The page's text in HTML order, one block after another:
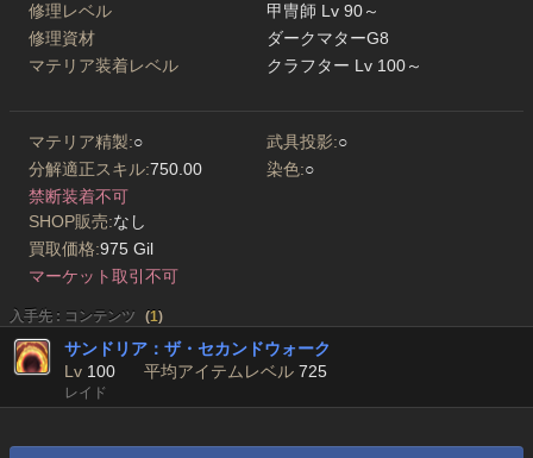
修理レベル
甲冑師 Lv 90～
修理資材
ダークマターG8
マテリア装着レベル
クラフター Lv 100～
マテリア精製:○ 武具投影:○
分解適正スキル:750.00 染色:○
禁断装着不可
SHOP販売:なし
買取価格:975 Gil
マーケット取引不可
入手先 : コンテンツ (1)
サンドリア：ザ・セカンドウォーク
Lv 100 平均アイテムレベル 725
レイド